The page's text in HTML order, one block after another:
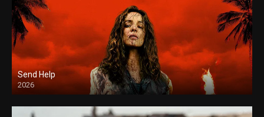
Send Help
2026